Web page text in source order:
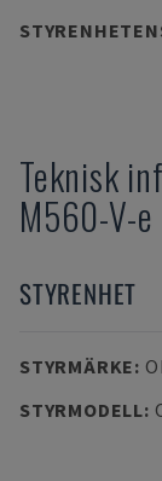
Teknisk
M560-V-e
STYRENHET
STYRMÄRKE:
STYRMODELL: